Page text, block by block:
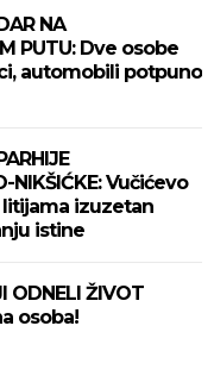
NA
PUTU: Dve osobe
automobili potpuno
NIKŠIĆKE: Vučićevo
izuzetan
istine
ODNELI ŽIVOT
osoba!